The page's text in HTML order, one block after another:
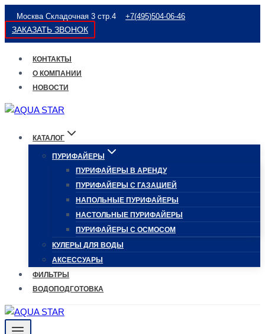
Перейти
к
содержимому
Москва Складочная 3 стр.4 +7(495)504-06-46
ЗАКАЗАТЬ ЗВОНОК
КОНТАКТЫ
О КОМПАНИИ
НОВОСТИ
КАТАЛОГ
ПУРИФАЙЕРЫ
ПУРИФАЙЕРЫ В АРЕНДУ
ПУРИФАЙЕРЫ С ГАЗАЦИЕЙ
НАПОЛЬНЫЕ ПУРИФАЙЕРЫ
НАСТОЛЬНЫЕ ПУРИФАЙЕРЫ
ПУРИФАЙЕРЫ С ОСМОСОМ
КУЛЕРЫ ДЛЯ ВОДЫ
АКСЕССУАРЫ
ФИЛЬТРЫ
ВОДОПОДГОТОВКА